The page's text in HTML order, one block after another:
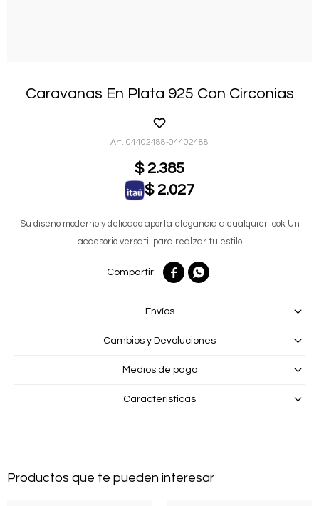
Caravanas En Plata 925 Con Circonias
04402488-04402488
$ 2.385
$ 2.027
Su diseno moderno y delicado aporta elegancia a cualquier look Un
accesorio versatil para realzar tu estilo
 
Envíos
Cambios y Devoluciones
Medios de pago
Características
Productos que te pueden interesar